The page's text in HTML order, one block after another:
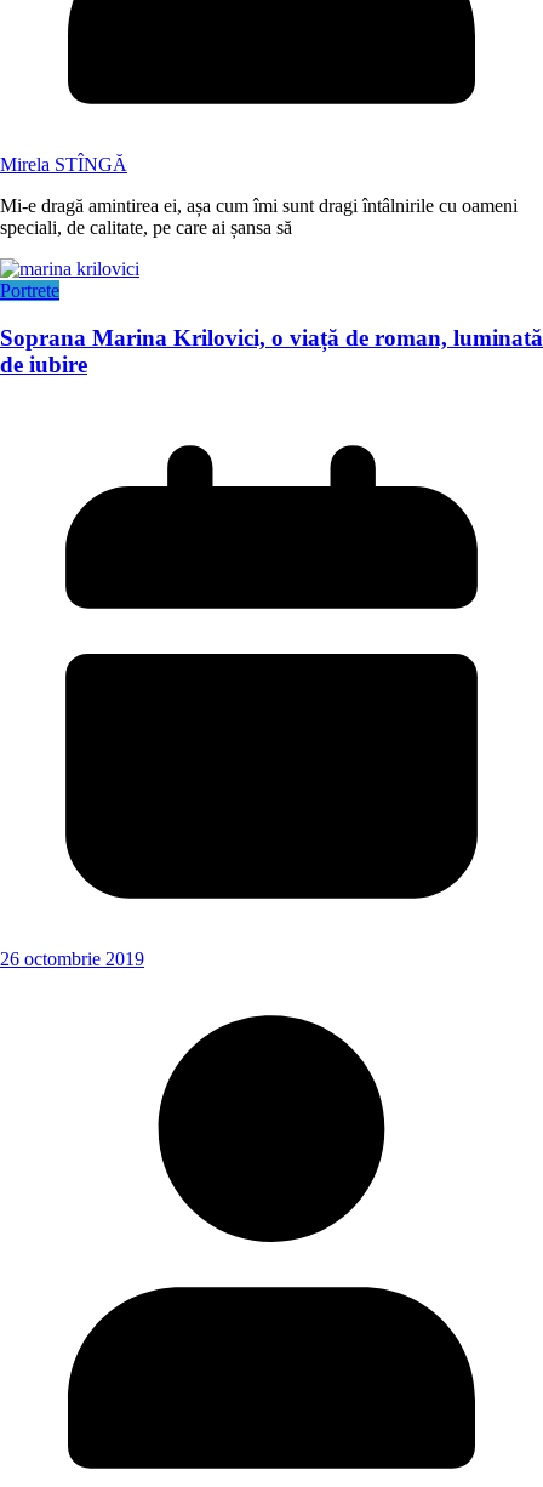
Mirela STÎNGĂ
Mi-e dragă amintirea ei, așa cum îmi sunt dragi întâlnirile cu oameni
speciali, de calitate, pe care ai șansa să
Portrete
Soprana Marina Krilovici, o viață de roman, luminată
de iubire
26 octombrie 2019